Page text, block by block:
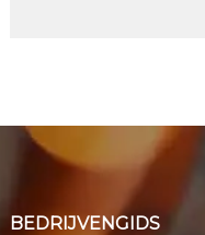
BEDRIJVENGIDS